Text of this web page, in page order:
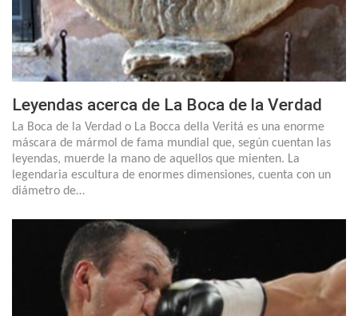
Leyendas acerca de La Boca de la Verdad
La Boca de la Verdad o La Bocca della Veritá es una enorme
máscara de mármol de fama mundial que, según cuentan las
leyendas, muerde la mano de aquellos que mienten. La
legendaria escultura de enormes dimensiones, cuenta con un
diámetro de…